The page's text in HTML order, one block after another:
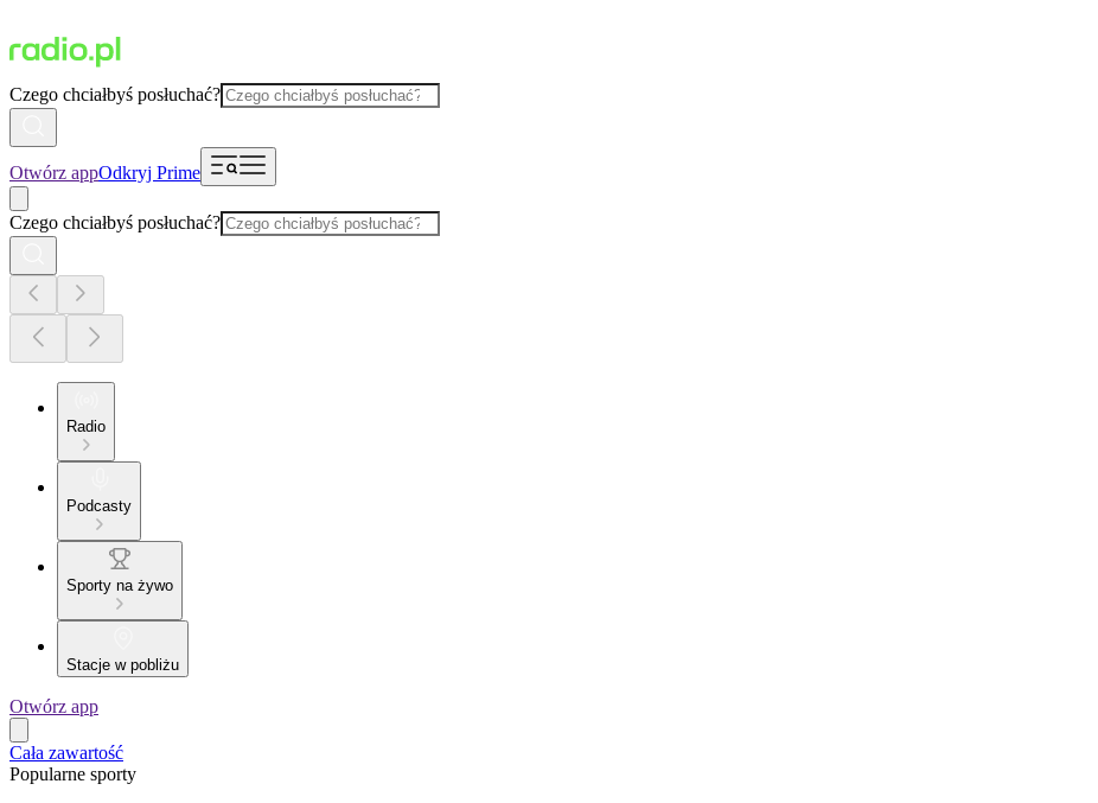
Czego chciałbyś posłuchać?
Otwórz appOdkryj Prime
Czego chciałbyś posłuchać?
Radio
Podcasty
Sporty na żywo
Stacje w pobliżu
Otwórz app
Cała zawartość
Popularne sporty